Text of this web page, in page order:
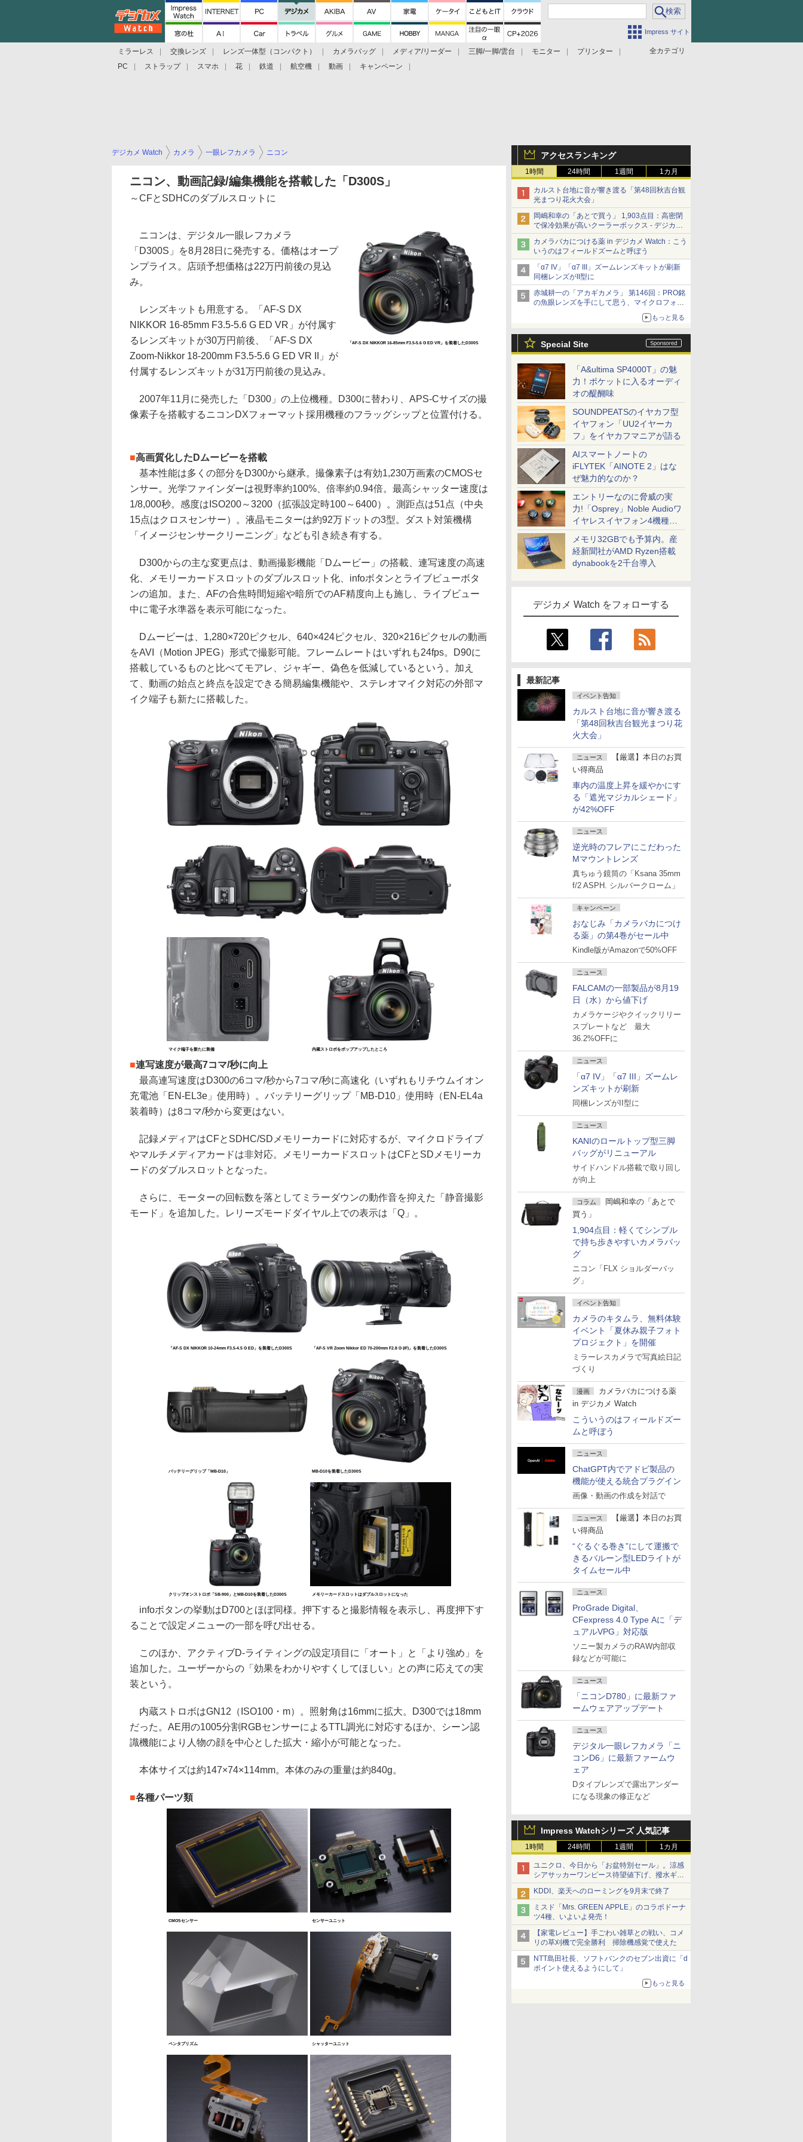
Impress サイト
全カテゴリ
ミラーレス 交換レンズ レンズ一体型（コンパクト） カメラバッグ メディア/リーダー 三脚/一脚/雲台 モニター
プリンター
PC
ストラップ スマホ 花 鉄道 航空機 動画 キャンペーン
アクセスランキング
1時間 24時間 1週間 1カ月
カルスト台地に音が響き渡る「第48回秋吉台観
光まつり花火大会」
岡嶋和幸の「あとで買う」 1,903点目：高密閉
で保冷効果が高いクーラーボックス - デジカメ
Watch
カメラバカにつける薬 in デジカメ Watch：こう
いうのはフィールドズームと呼ぼう
「α7 IV」「α7 III」ズームレンズキットが刷新
同梱レンズがII型に
赤城耕一の「アカギカメラ」 第146回：PRO銘
の魚眼レンズを手にして思う、マイクロフォー
もっと見る
Special Site
「A&ultima SP4000T」の魅
力！ポケットに入るオーディ
オの醍醐味
SOUNDPEATSのイヤカフ型
イヤフォン「UU2イヤーカ
フ」をイヤカフマニアが語る
AIスマートノートの
iFLYTEK「AINOTE 2」はな
ぜ魅力的なのか？
エントリーなのに脅威の実
力!「Osprey」Noble Audioワ
イヤレスイヤフォン4機種を
一気に聴く
メモリ32GBでも予算内。産
経新聞社がAMD Ryzen搭載
dynabookを2千台導入
デジカメ Watch をフォローする
最新記事
イベント告知
カルスト台地に音が響き渡る
「第48回秋吉台観光まつり花
火大会」
ニュース
【厳選】本日のお買
い得商品
車内の温度上昇を緩やかにす
る「遮光マジカルシェード」
が42%OFF
ニュース
逆光時のフレアにこだわった
Mマウントレンズ
真ちゅう鏡筒の「Ksana 35mm
f/2 ASPH. シルバークローム」
キャンペーン
おなじみ「カメラバカにつけ
る薬」の第4巻がセール中
Kindle版がAmazonで50%OFF
ニュース
FALCAMの一部製品が8月19
日（水）から値下げ
カメラケージやクイックリリー
スプレートなど 最大
36.2%OFFに
ニュース
「α7 IV」「α7 III」ズームレ
ンズキットが刷新
同梱レンズがII型に
ニュース
KANIのロールトップ型三脚
バッグがリニューアル
サイドハンドル搭載で取り回し
が向上
コラム
岡嶋和幸の「あとで
買う」
1,904点目：軽くてシンプル
で持ち歩きやすいカメラバッ
グ
ニコン「FLX ショルダーバッ
グ」
イベント告知
カメラのキタムラ、無料体験
イベント「夏休み親子フォト
プロジェクト」を開催
ミラーレスカメラで写真絵日記
づくり
漫画
カメラバカにつける薬
in デジカメ Watch
こういうのはフィールドズー
ムと呼ぼう
ニュース
ChatGPT内でアドビ製品の
機能が使える統合プラグイン
画像・動画の作成を対話で
ニュース
【厳選】本日のお買
い得商品
“ぐるぐる巻き”にして運搬で
きるバルーン型LEDライトが
タイムセール中
ニュース
ProGrade Digital、
CFexpress 4.0 Type Aに「デ
ュアルVPG」対応版
ソニー製カメラのRAW内部収
録などが可能に
ニュース
「ニコンD780」に最新ファ
ームウェアアップデート
ニュース
デジタル一眼レフカメラ「ニ
コンD6」に最新ファームウ
ェア
Dタイプレンズで露出アンダー
になる現象の修正など
Impress Watchシリーズ 人気記事
1時間 24時間 1週間 1カ月
ユニクロ、今日から「お盆特別セール」。涼感
シアサッカーワンピース待望値下げ、撥水ギア
ショーツは1990円に
KDDI、楽天へのローミングを9月末で終了
ミスド「Mrs. GREEN APPLE」のコラボドーナ
ツ4種、いよいよ発売！
【家電レビュー】手ごわい雑草との戦い、コメ
リの草刈機で完全勝利 掃除機感覚で使えた
NTT島田社長、ソフトバンクのセブン出資に「d
ポイント使えるようにして」
もっと見る
デジカメ Watch カメラ 一眼レフカメラ ニコン
ニコン、動画記録/編集機能を搭載した「D300S」
～CFとSDHCのダブルスロットに
「AF-S DX NIKKOR 16-85mm F3.5-5.6 G ED VR」を装着したD300S
ニコンは、デジタル一眼レフカメラ
「D300S」を8月28日に発売する。価格はオープ
ンプライス。店頭予想価格は22万円前後の見込
み。
レンズキットも用意する。「AF-S DX
NIKKOR 16-85mm F3.5-5.6 G ED VR」が付属す
るレンズキットが30万円前後、「AF-S DX
Zoom-Nikkor 18-200mm F3.5-5.6 G ED VR II」が
付属するレンズキットが31万円前後の見込み。
2007年11月に発売した「D300」の上位機種。D300に替わり、APS-Cサイズの撮
像素子を搭載するニコンDXフォーマット採用機種のフラッグシップと位置付ける。
■高画質化したDムービーを搭載
基本性能は多くの部分をD300から継承。撮像素子は有効1,230万画素のCMOSセ
ンサー。光学ファインダーは視野率約100%、倍率約0.94倍。最高シャッター速度は
1/8,000秒。感度はISO200～3200（拡張設定時100～6400）。測距点は51点（中央
15点はクロスセンサー）。液晶モニターは約92万ドットの3型。ダスト対策機構
「イメージセンサークリーニング」なども引き続き有する。
D300からの主な変更点は、動画撮影機能「Dムービー」の搭載、連写速度の高速
化、メモリーカードスロットのダブルスロット化、infoボタンとライブビューボタ
ンの追加。また、AFの合焦時間短縮や暗所でのAF精度向上も施し、ライブビュー
中に電子水準器を表示可能になった。
Dムービーは、1,280×720ピクセル、640×424ピクセル、320×216ピクセルの動画
をAVI（Motion JPEG）形式で撮影可能。フレームレートはいずれも24fps。D90に
搭載しているものと比べてモアレ、ジャギー、偽色を低減しているという。加え
て、動画の始点と終点を設定できる簡易編集機能や、ステレオマイク対応の外部マ
イク端子も新たに搭載した。
マイク端子を新たに装備 内蔵ストロボをポップアップしたところ
■連写速度が最高7コマ/秒に向上
最高連写速度はD300の6コマ/秒から7コマ/秒に高速化（いずれもリチウムイオン
充電池「EN-EL3e」使用時）。バッテリーグリップ「MB-D10」使用時（EN-EL4a
装着時）は8コマ/秒から変更はない。
記録メディアはCFとSDHC/SDメモリーカードに対応するが、マイクロドライブ
やマルチメディアカードは非対応。メモリーカードスロットはCFとSDメモリーカ
ードのダブルスロットとなった。
さらに、モーターの回転数を落としてミラーダウンの動作音を抑えた「静音撮影
モード」を追加した。レリーズモードダイヤル上での表示は「Q」。
「AF-S DX NIKKOR 10-24mm F3.5-4.5 G ED」を装着したD300S 「AF-S VR Zoom Nikkor ED 70-200mm F2.8 G (IF)」を装着したD300S
バッテリーグリップ「MB-D10」 MB-D10を装着したD300S
クリップオンストロボ「SB-900」とMB-D10を装着したD300S メモリーカードスロットはダブルスロットになった
infoボタンの挙動はD700とほぼ同様。押下すると撮影情報を表示し、再度押下す
ることで設定メニューの一部を呼び出せる。
このほか、アクティブD-ライティングの設定項目に「オート」と「より強め」を
追加した。ユーザーからの「効果をわかりやすくしてほしい」との声に応えての実
装という。
内蔵ストロボはGN12（ISO100・m）。照射角は16mmに拡大。D300では18mm
だった。AE用の1005分割RGBセンサーによるTTL調光に対応するほか、シーン認
識機能により人物の顔を中心とした拡大・縮小が可能となった。
本体サイズは約147×74×114mm。本体のみの重量は約840g。
■各種パーツ類
CMOSセンサー センサーユニット
ペンタプリズム シャッターユニット